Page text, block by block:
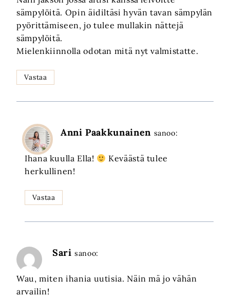
sämpylöitä. Opin äidiltäsi hyvän tavan sämpylän
pyörittämiseen, jo tulee mullakin nättejä
sämpylöitä.
Mielenkiinnolla odotan mitä nyt valmistatte.
Vastaa
Anni Paakkunainen sanoo:
Ihana kuulla Ella!
Keväästä tulee
herkullinen!
Vastaa
Sari sanoo:
Wau, miten ihania uutisia. Näin mä jo vähän
arvailin!